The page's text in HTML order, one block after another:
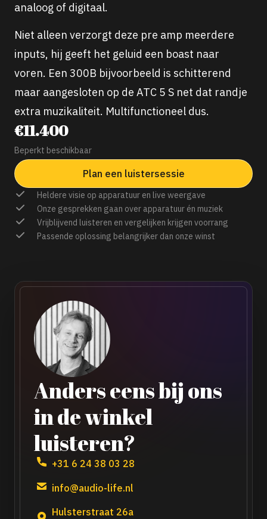
analoog of digitaal.
Niet alleen verzorgt deze pre amp meerdere
inputs, hij geeft het geluid een boast naar
voren. Een 300B bijvoorbeeld is schitterend
maar aangesloten op de ATC 5 S net dat randje
extra muzikaliteit. Multifunctioneel dus.
€11.400
Beperkt beschikbaar
Plan een luistersessie
Heldere visie op apparatuur en live weergave
Onze gesprekken gaan over apparatuur én muziek
Vrijblijvend luisteren en vergelijken krijgen voorrang
Passende oplossing belangrijker dan onze winst
Anders eens bij ons
in de winkel
luisteren?
+31 6 24 38 03 28
info@audio-life.nl
Hulsterstraat 26a